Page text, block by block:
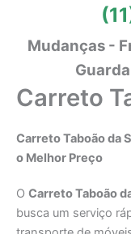
Mudanças -
Carreto
Carreto Taboão da
o Melhor Preço
O Carreto Taboão
busca um serviço